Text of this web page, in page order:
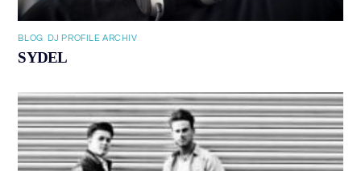
BLOG DJ PROFILE ARCHIV
SYDEL